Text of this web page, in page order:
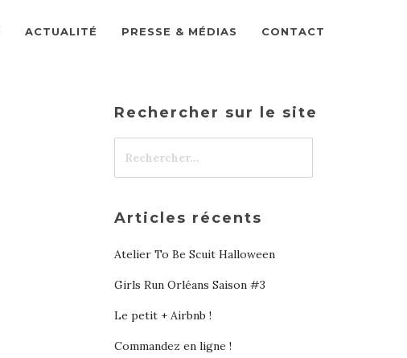
ACTUALITÉ PRESSE & MÉDIAS CONTACT
Rechercher sur le site
Articles récents
Atelier To Be Scuit Halloween
Girls Run Orléans Saison #3
Le petit + Airbnb !
Commandez en ligne !